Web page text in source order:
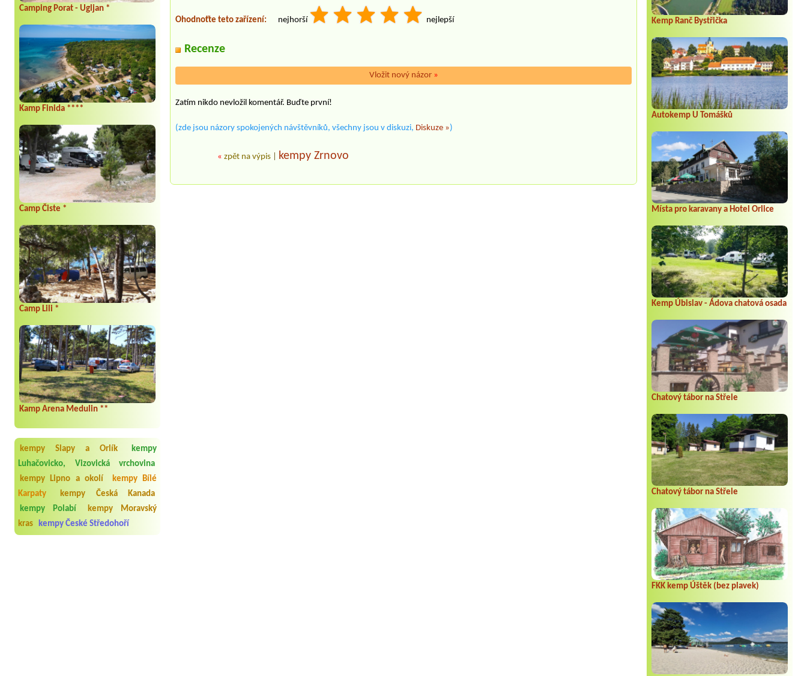
Camping Porat - Ugljan *
Kamp Finida ****
Camp Čiste *
Camp Lili *
Kamp Arena Medulin **
kempy Slapy a Orlík
kempy
Luhačovicko, Vizovická vrchovina
kempy Lipno a okolí
kempy Bílé
Karpaty
kempy Česká Kanada
kempy Polabí
kempy Moravský
kras kempy České Středohoří
Kemp Ranč Bystřička
Autokemp U Tomášků
Místa pro karavany a Hotel Orlice
Kemp Úbislav - Ádova chatová osada
Chatový tábor na Střele
Chatový tábor na Střele
FKK kemp Úštěk (bez plavek)
Ohodnoťte teto zařízení: nejhorší nejlepší
Recenze
Vložit nový názor »
Zatím nikdo nevložil komentář. Buďte první!
(zde jsou názory spokojených návštěvníků, všechny jsou v diskuzi, Diskuze »)
«zpět na výpis kempy Zrnovo